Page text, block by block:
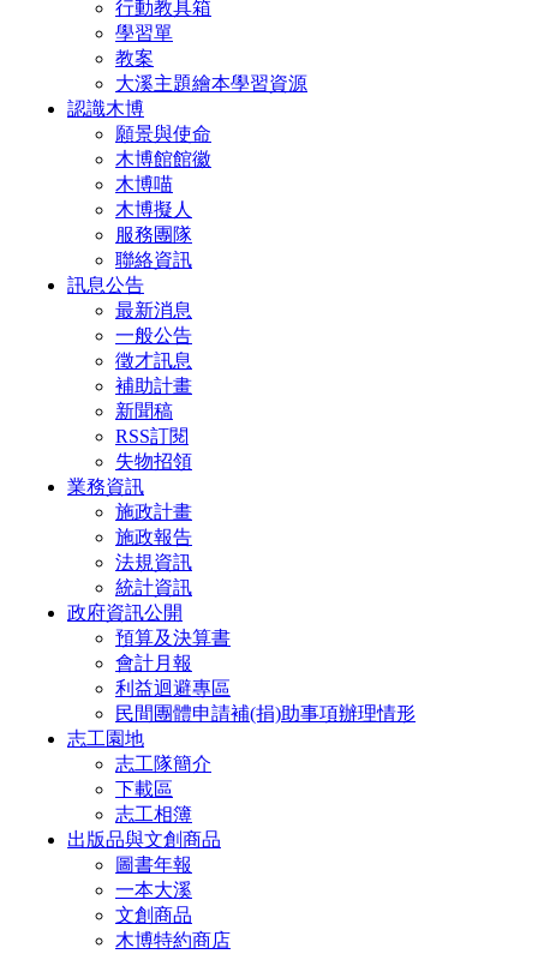
行動教具箱
學習單
教案
大溪主題繪本學習資源
認識木博
願景與使命
木博館館徽
木博喵
木博擬人
服務團隊
聯絡資訊
訊息公告
最新消息
一般公告
徵才訊息
補助計畫
新聞稿
RSS訂閱
失物招領
業務資訊
施政計畫
施政報告
法規資訊
統計資訊
政府資訊公開
預算及決算書
會計月報
利益迴避專區
民間團體申請補(捐)助事項辦理情形
志工園地
志工隊簡介
下載區
志工相簿
出版品與文創商品
圖書年報
一本大溪
文創商品
木博特約商店